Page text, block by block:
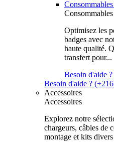
Optimisez les
badges avec
haute qualité.
transfert pour...
Besoin d'aide
Besoin d'aide ?
Accessoires
Accessoires
Explorez notre
chargeurs, câbles de
montage et kits